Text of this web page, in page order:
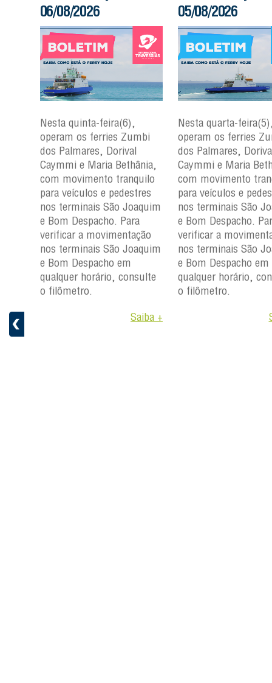
+
06/08/2026
Nesta quinta-feira(6),
operam os ferries Zumbi
dos Palmares, Dorival
Caymmi e Maria Bethânia,
com movimento tranquilo
para veículos e pedestres
nos terminais São Joaquim
e Bom Despacho. Para
verificar a movimentação
nos terminais São Joaquim
e Bom Despacho em
qualquer horário, consulte
o filômetro.
Saiba +
05/08/2026
Nesta quarta-
operam os ferries
dos Palmares,
Caymmi e Maria
com movimento
para veículos e
nos terminais São
e Bom Despacho.
verificar a
nos terminais São
e Bom Despacho em
qualquer horário,
o filômetro.